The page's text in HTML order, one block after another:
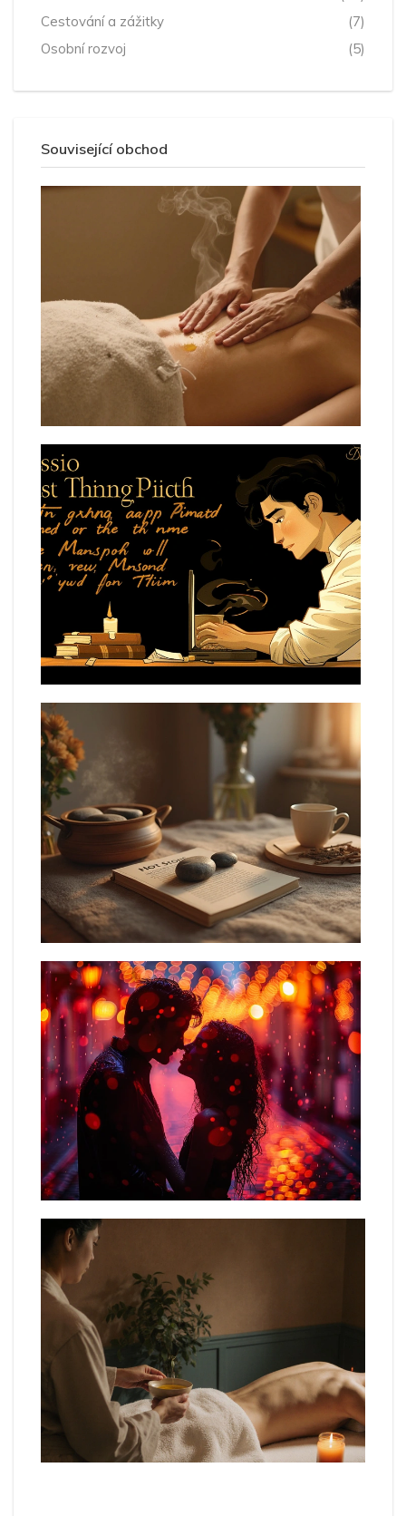
Cestování a zážitky
(7)
Osobní rozvoj
(5)
Související obchod